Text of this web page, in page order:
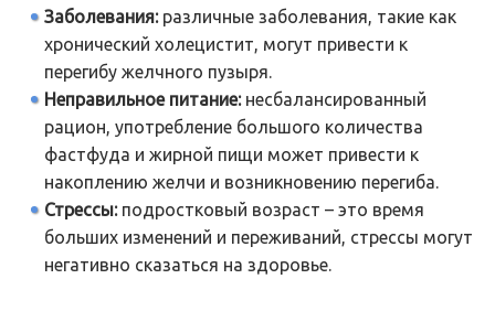
Заболевания:различные заболевания, такие как
хронический холецистит, могут привести к
перегибу желчного пузыря.
Неправильное питание:несбалансированный
рацион, употребление большого количества
фастфуда и жирной пищи может привести к
накоплению желчи и возникновению перегиба.
Стрессы:подростковый возраст – это время
больших изменений и переживаний, стрессы могут
негативно сказаться на здоровье.